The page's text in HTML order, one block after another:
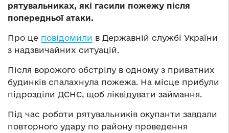
рятувальниках, які гасили пожежу після
попередньої атаки.
Про це повідомили в Державній службі України
з надзвичайних ситуацій.
Після ворожого обстрілу в одному з приватних
будинків спалахнула пожежа. На місце прибули
підрозділи ДСНС, щоб ліквідувати займання.
Під час роботи рятувальників окупанти завдали
повторного удару по району проведення